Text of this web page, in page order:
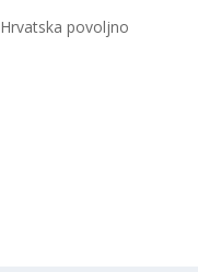
Hrvatska povoljno